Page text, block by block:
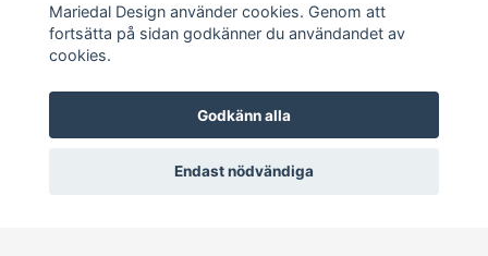
Kontakt
Sociala medier
Mariedal Design använder cookies. Genom att
fortsätta på sidan godkänner du användandet av
cookies.
Godkänn alla
Endast nödvändiga